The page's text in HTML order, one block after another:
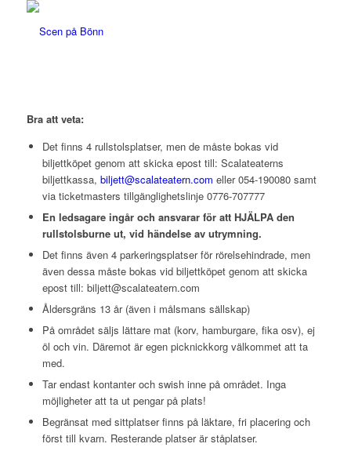
Bra att veta:
Det finns 4 rullstolsplatser, men de måste bokas vid
biljettköpet genom att skicka epost till: Scalateaterns
biljettkassa, biljett@scalateatern.com eller 054-190080 samt
via ticketmasters tillgänglighetslinje 0776-707777
En ledsagare ingår och ansvarar för att HJÄLPA den
rullstolsburne ut, vid händelse av utrymning.
Det finns även 4 parkeringsplatser för rörelsehindrade, men
även dessa måste bokas vid biljettköpet genom att skicka
epost till: biljett@scalateatern.com
Åldersgräns 13 år (även i målsmans sällskap)
På området säljs lättare mat (korv, hamburgare, fika osv), ej
öl och vin. Däremot är egen picknickkorg välkommet att ta
med.
Tar endast kontanter och swish inne på området. Inga
möjligheter att ta ut pengar på plats!
Begränsat med sittplatser finns på läktare, fri placering och
först till kvarn. Resterande platser är ståplatser.